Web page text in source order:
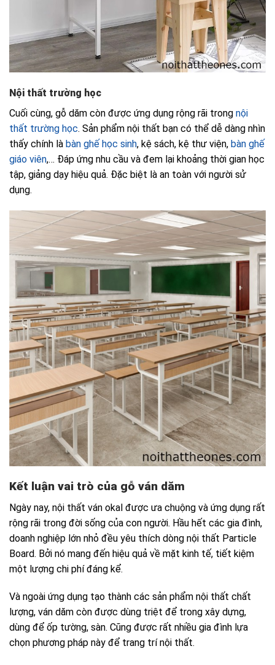
Nội thất trường học
Cuối cùng, gỗ dăm còn được ứng dụng rộng rãi trong nội
thất trường học. Sản phẩm nội thất bạn có thể dễ dàng nhìn
thấy chính là bàn ghế học sinh, kệ sách, kệ thư viện, bàn ghế
giáo viên,… Đáp ứng nhu cầu và đem lại khoảng thời gian học
tập, giảng dạy hiệu quả. Đặc biệt là an toàn với người sử
dụng.
Kết luận vai trò của gỗ ván dăm
Ngày nay, nội thất ván okal được ưa chuộng và ứng dụng rất
rộng rãi trong đời sống của con người. Hầu hết các gia đình,
doanh nghiệp lớn nhỏ đều yêu thích dòng nội thất Particle
Board. Bởi nó mang đến hiệu quả về mặt kinh tế, tiết kiệm
một lượng chi phí đáng kể.
Và ngoài ứng dụng tạo thành các sản phẩm nội thất chất
lượng, ván dăm còn được dùng triệt để trong xây dựng,
dùng để ốp tường, sàn. Cũng được rất nhiều gia đình lựa
chọn phương pháp này để trang trí nội thất.